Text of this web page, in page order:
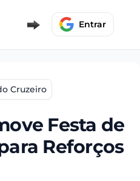
Entrar
Cruzeiro
Festa de
Reforços